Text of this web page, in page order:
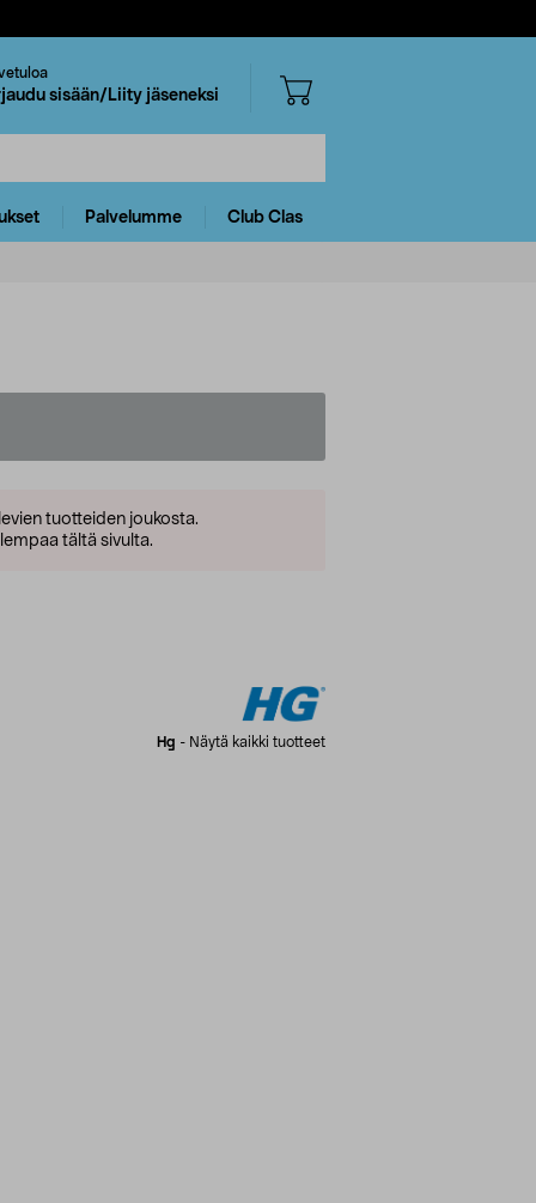
sisään/Liity jäseneksi
Palvelumme Club Clas
tuotteiden joukosta.
tältä sivulta.
Hg - Näytä kaikki tuotteet